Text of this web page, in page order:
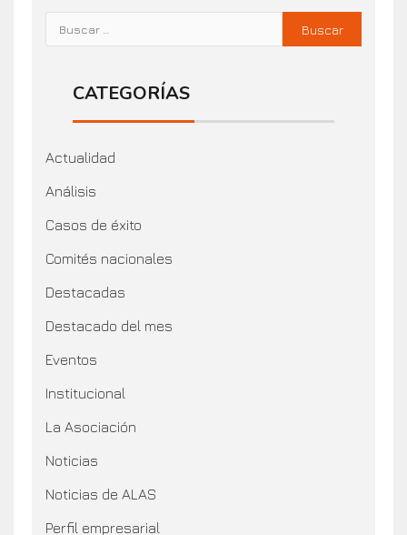
CATEGORÍAS
Actualidad
Análisis
Casos de éxito
Comités nacionales
Destacadas
Destacado del mes
Eventos
Institucional
La Asociación
Noticias
Noticias de ALAS
Perfil empresarial